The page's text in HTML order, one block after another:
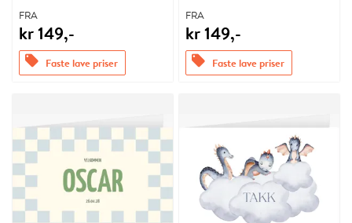
FRA
kr 149,-
offers Faste lave priser
FRA
kr 149,-
offers Faste lave priser